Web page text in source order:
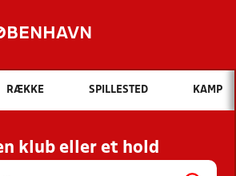
Hvad vil du søge efter?
INDHOLD OG NYHEDER
RESULTATER, KLUBBER OG
HOLD
RÆKKE SPILLESTED KAMP
klub eller et hold